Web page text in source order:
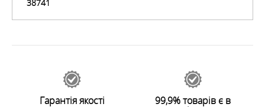
ОСОБЛИВОСТІ
Цвет: BLACK/GRANITE
Тип Одежды: Женская
38741
Гарантія якості 99,9% товарів є в